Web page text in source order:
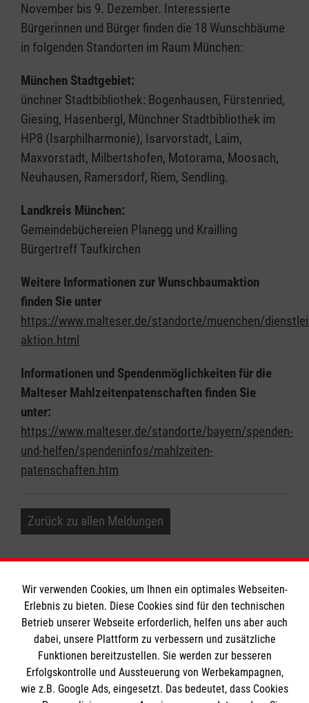
November bis 9. Dezember. Interessierte
Bürgerinnen und Bürger finden die 18 Wunschbäume
in folgenden Standorten im Raum München:
München Stadtgebiet:
ünchner Stadtbibliothek: Bogenhausen, Fürstenried,
Giesing, Hasenbergl, Münchner Stadtbibliothek im
HP8 (Isarphilharmonie), Isarvorstadt, Laim,
Maxvorstadt, Milbertshofen, Motorama, Moosach,
Neuhausen, Ramersdorf, Riem, Sendling.
Landkreis München:
Gemeindebüchereien Planegg und Krailling
Bürgertreff Taufkirchen
Weitere Informationen zur Wunschbaumaktion
finden Sie unter
https://www.malteser.de/standorte/muenchen/
aktion.html
Informationen und Spendenmöglichkeiten für die
Malteser Mahlzeitenpatenschaften finden Sie
unter:
https://www.malteser.de/standorte/bayern/spenden-
und-helfen/spendeninfos/mahlzeiten-
patenschaften.htm
Zurück zu allen Meldungen
Informationen
Impressum
Datenschutz
Wir verwenden Cookies, um Ihnen ein optimales Webseiten-
Erlebnis zu bieten. Diese Cookies sind für den technischen
Betrieb unserer Webseite erforderlich, helfen uns aber auch
dabei, unsere Plattform zu verbessern und zusätzliche
Funktionen bereitzustellen. Sie werden zur besseren
Erfolgskontrolle und Aussteuerung von Werbekampagnen,
wie z.B. Google Ads, eingesetzt. Das bedeutet, dass Cookies